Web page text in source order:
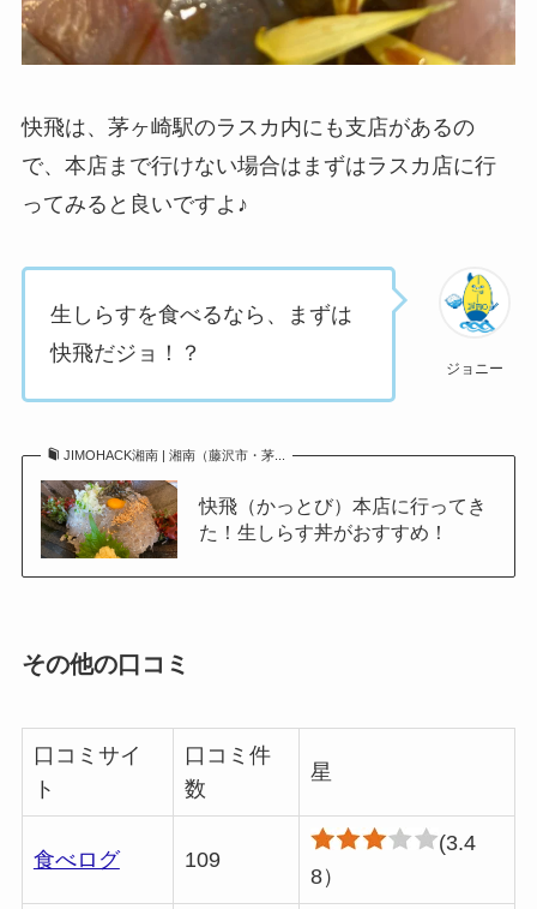
快飛は、茅ヶ崎駅のラスカ内にも支店があるの
で、本店まで行けない場合はまずはラスカ店に行
ってみると良いですよ♪
ジョニー
生しらすを食べるなら、まずは
快飛だジョ！？
JIMOHACK湘南 | 湘南（藤沢市・茅...
快飛（かっとび）本店に行ってき
た！生しらす丼がおすすめ！
その他の口コミ
口コミサイ
ト
口コミ件
数
星
食べログ 109
(3.4
8）